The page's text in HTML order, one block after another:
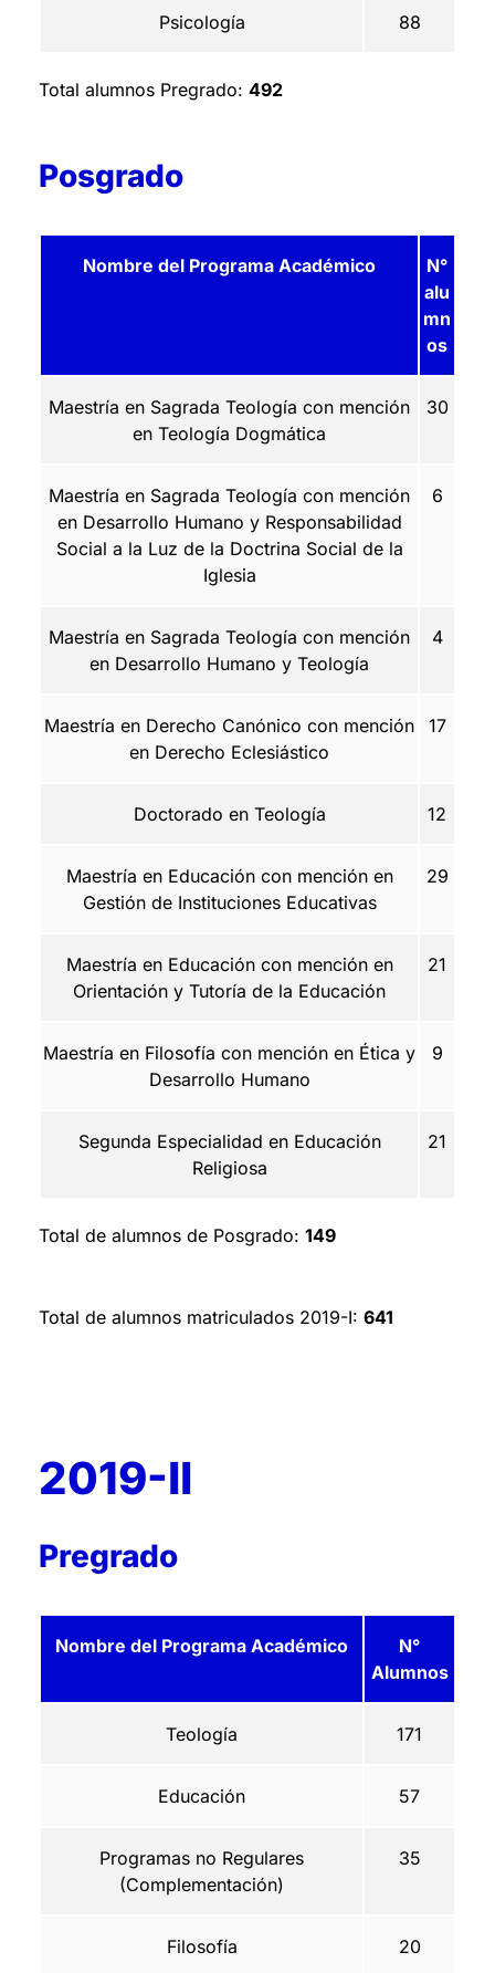
Psicología 88
Total alumnos Pregrado: 492
Posgrado
Nombre del Programa Académico
N°
alu
mn
os
Maestría en Sagrada Teología con mención
en Teología Dogmática
30
Maestría en Sagrada Teología con mención
en Desarrollo Humano y Responsabilidad
Social a la Luz de la Doctrina Social de la
Iglesia
6
Maestría en Sagrada Teología con mención
en Desarrollo Humano y Teología
4
Maestría en Derecho Canónico con mención
en Derecho Eclesiástico
17
Doctorado en Teología 12
Maestría en Educación con mención en
Gestión de Instituciones Educativas
29
Maestría en Educación con mención en
Orientación y Tutoría de la Educación
21
Maestría en Filosofía con mención en Ética y
Desarrollo Humano
9
Segunda Especialidad en Educación
Religiosa
21
Total de alumnos de Posgrado: 149
Total de alumnos matriculados 2019-I: 641
2019-II
Pregrado
Nombre del Programa Académico
N°
Alumnos
Teología 171
Educación 57
Programas no Regulares
(Complementación)
35
Filosofía 20